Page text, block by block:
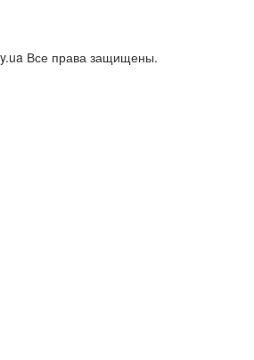
Все права защищены.